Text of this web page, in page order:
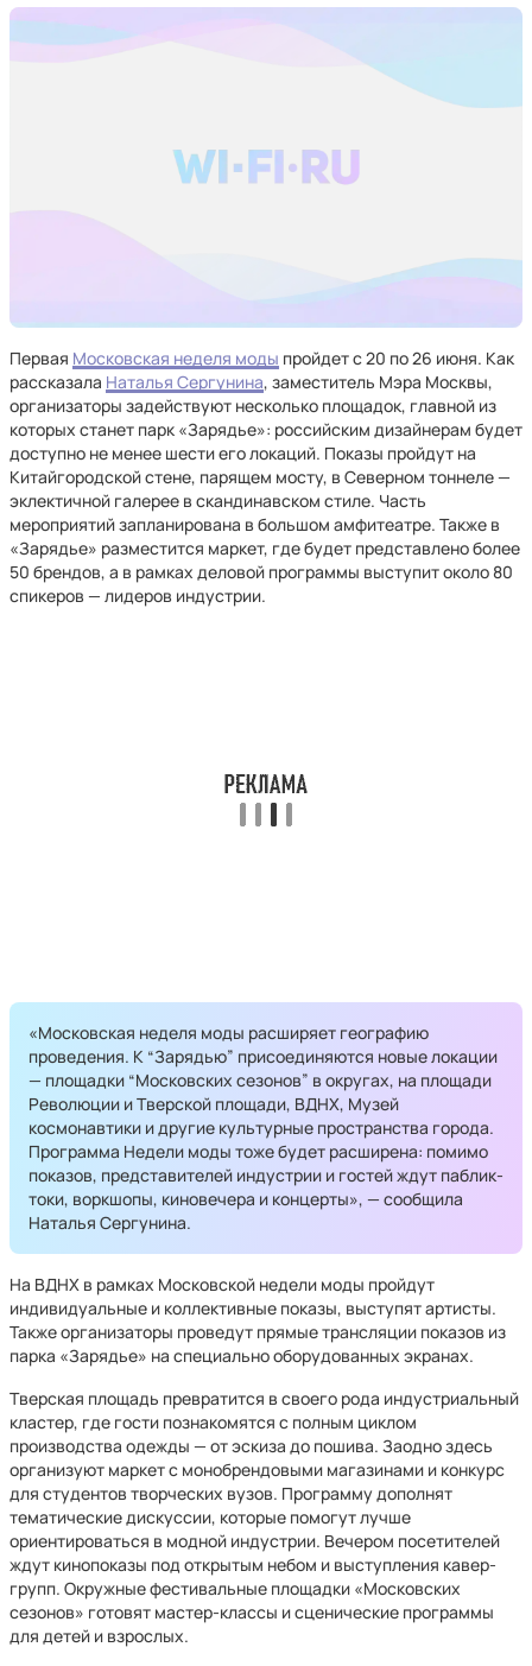
Первая Московская неделя моды пройдет с 20 по 26 июня. Как
рассказала Наталья Сергунина, заместитель Мэра Москвы,
организаторы задействуют несколько площадок, главной из
которых станет парк «Зарядье»: российским дизайнерам будет
доступно не менее шести его локаций. Показы пройдут на
Китайгородской стене, парящем мосту, в Северном тоннеле —
эклектичной галерее в скандинавском стиле. Часть
мероприятий запланирована в большом амфитеатре. Также в
«Зарядье» разместится маркет, где будет представлено более
50 брендов, а в рамках деловой программы выступит около 80
спикеров — лидеров индустрии.
«Московская неделя моды расширяет географию
проведения. К “Зарядью” присоединяются новые локации
— площадки “Московских сезонов” в округах, на площади
Революции и Тверской площади, ВДНХ, Музей
космонавтики и другие культурные пространства города.
Программа Недели моды тоже будет расширена: помимо
показов, представителей индустрии и гостей ждут паблик-
токи, воркшопы, киновечера и концерты», — сообщила
Наталья Сергунина.
На ВДНХ в рамках Московской недели моды пройдут
индивидуальные и коллективные показы, выступят артисты.
Также организаторы проведут прямые трансляции показов из
парка «Зарядье» на специально оборудованных экранах.
Тверская площадь превратится в своего рода индустриальный
кластер, где гости познакомятся с полным циклом
производства одежды — от эскиза до пошива. Заодно здесь
организуют маркет с монобрендовыми магазинами и конкурс
для студентов творческих вузов. Программу дополнят
тематические дискуссии, которые помогут лучше
ориентироваться в модной индустрии. Вечером посетителей
ждут кинопоказы под открытым небом и выступления кавер-
групп. Окружные фестивальные площадки «Московских
сезонов» готовят мастер-классы и сценические программы
для детей и взрослых.